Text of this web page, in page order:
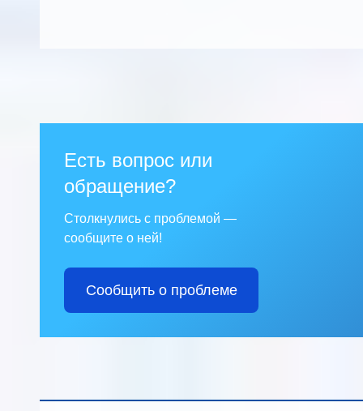
Есть вопрос или
обращение?
Столкнулись с проблемой —
сообщите о ней!
Сообщить о проблеме